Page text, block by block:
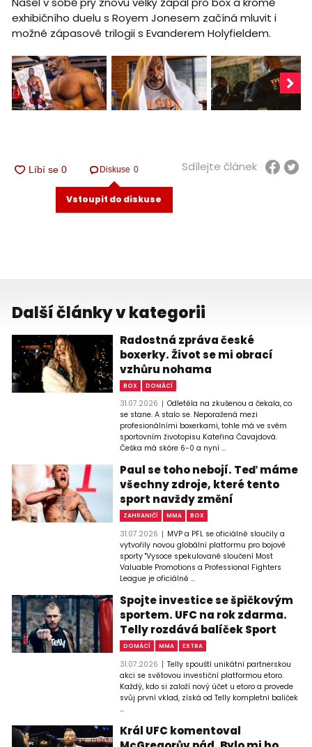
exhibičního duelu s Royem Jonesem začíná mluvit i
možné zápasové trilogii s Evanderem Holyfieldem.
Diskuse 0
Vstoupit do diskuse
Sdílejte článek
Další články v kategorii
Radostná zpráva české
boxerky. Život se mi obrací
vzhůru nohama
BOX DOMÁCÍ
31.07.2026
Odletěla na zkušenou a čekala, co
se stane. A stalo se. Neporažená mezi
profesionálními boxerkami, tohle má ve svém
sportovním životopisu Kateřina Čavajdová.
Češka má skóre 6-0 a nyní ...
Paul se toho nebojí. Teď máme
všechny zdroje, které tento
sport navždy změní
ZAHRANIČÍ MMA BOX
31.07.2026
MVP a PFL se oficiálně sloučily a
vytvořily novou globální platformu pro bojové
sporty "Vysoce spekulované sloučení Most
Valuable Promotions a Professional Fighters
League je oficiálně ...
Spojte investice se špičkovým
sportem. UFC na rok zdarma.
Telly rozdává balíček Sport
DOMÁCÍ MMA EXTRA
31.07.2026
Telly spouští unikátní partnerskou
akci se světovou investiční platformou etoro.
Každý, kdo si založí nový účet u etoro a provede
svůj první vklad, získá od Telly kompletní balíček
...
Král UFC komentoval